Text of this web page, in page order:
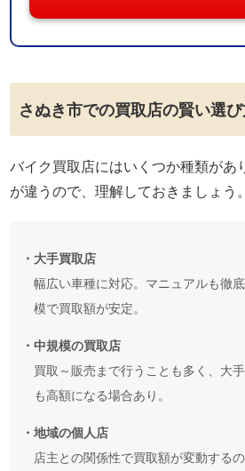
さぬき市での買取店の賢い選
バイク買取店にはいくつか種類があ
が違うので、理解しておきましょう。
・大手買取店
幅広い車種に対応。マニュアルも徹
模で買取額が安定。
・中規模の買取店
買取～販売まで行うことも多く、大
も高額になる場合あり。
・地域の個人店
店主との関係性で買取額が変動する